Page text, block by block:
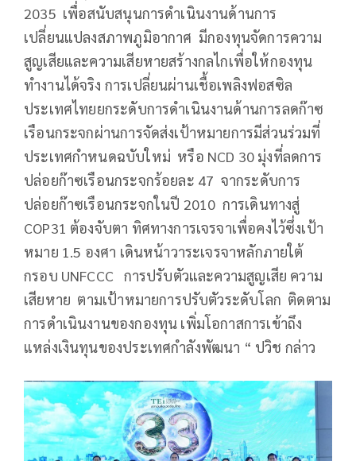
2035 เพื่อสนับสนุนการดำเนินงานด้านการ
เปลี่ยนแปลงสภาพภูมิอากาศ มีกองทุนจัดการความ
สูญเสียและความเสียหายสร้างกลไกเพื่อให้กองทุน
ทำงานได้จริง การเปลี่ยนผ่านเชื้อเพลิงฟอสซิล
ประเทศไทยยกระดับการดำเนินงานด้านการลดก๊าซ
เรือนกระจกผ่านการจัดส่งเป้าหมายการมีส่วนร่วมที่
ประเทศกำหนดฉบับใหม่ หรือ NCD 30 มุ่งที่ลดการ
ปล่อยก๊าซเรือนกระจกร้อยละ 47 จากระดับการ
ปล่อยก๊าซเรือนกระจกในปี 2010 การเดินทางสู่
COP31 ต้องจับตา ทิศทางการเจรจาเพื่อคงไว้ซึ่งเป้า
หมาย 1.5 องศา เดินหน้าวาระเจรจาหลักภายใต้
กรอบ UNFCCC การปรับตัวและความสูญเสีย ความ
เสียหาย ตามเป้าหมายการปรับตัวระดับโลก ติดตาม
การดำเนินงานของกองทุน เพิ่มโอกาสการเข้าถึง
แหล่งเงินทุนของประเทศกำลังพัฒนา “ ปวิช กล่าว